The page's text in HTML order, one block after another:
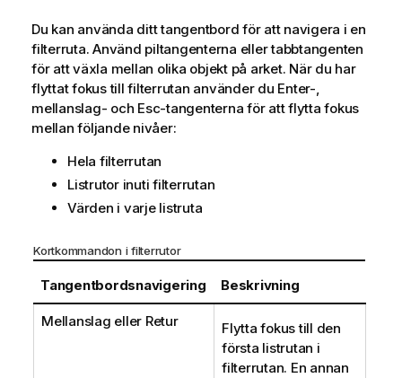
Du kan använda ditt tangentbord för att navigera i en
filterruta. Använd piltangenterna eller tabbtangenten
för att växla mellan olika objekt på arket. När du har
flyttat fokus till filterrutan använder du Enter-,
mellanslag- och Esc-tangenterna för att flytta fokus
mellan följande nivåer:
Hela filterrutan
Listrutor inuti filterrutan
Värden i varje listruta
Kortkommandon i filterrutor
Tangentbordsnavigering Beskrivning
Mellanslag eller Retur
Flytta fokus till den
första listrutan i
filterrutan. En annan